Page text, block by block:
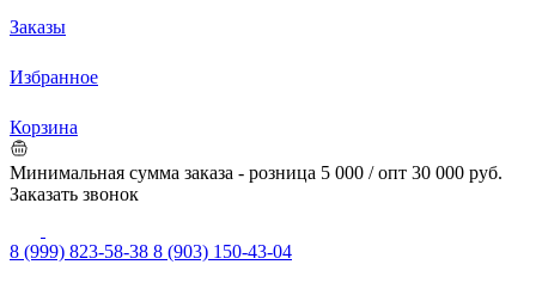
Заказы
Избранное
Корзина
Минимальная сумма заказа - розница 5 000 / опт 30 000 руб.
Заказать звонок
8 (999) 823-58-38 8 (903) 150-43-04